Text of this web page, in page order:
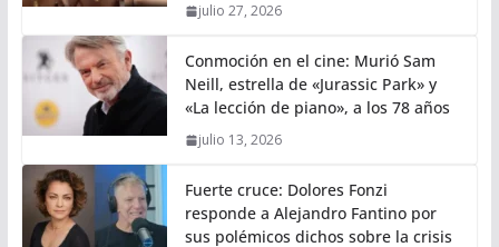
julio 27, 2026
Conmoción en el cine: Murió Sam
Neill, estrella de «Jurassic Park» y
«La lección de piano», a los 78 años
julio 13, 2026
Fuerte cruce: Dolores Fonzi
responde a Alejandro Fantino por
sus polémicos dichos sobre la crisis